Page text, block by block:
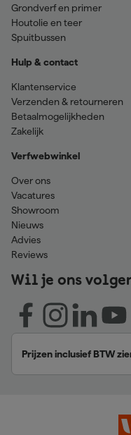
Grondverf en primer
Houtolie en teer
Spuitbussen
Hulp & contact
Klantenservice
Verzenden & retourneren
Betaalmogelijkheden
Zakelijk
Verfwebwinkel
Over ons
Vacatures
Showroom
Nieuws
Advies
Reviews
Wil je ons
Prijzen inclusief BTW